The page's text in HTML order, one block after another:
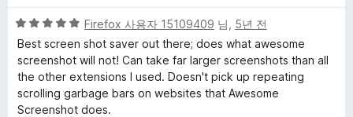
So, this feature, if properly implemented, could truly
distinguish this addon from other competitors - making it the
best screenshoting tool for firefox.
점
점
에
5
점
5
점
만
점
에
5
Firefox 사용자 15109409 님, 5년 전
Best screen shot saver out there; does what awesome
screenshot will not! Can take far larger screenshots than all
the other extensions I used. Doesn't pick up repeating
scrolling garbage bars on websites that Awesome
Screenshot does.